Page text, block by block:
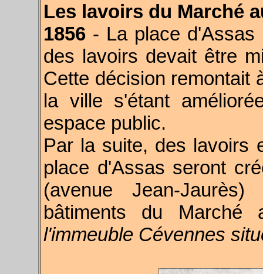
Les lavoirs du Marché
1856 - La place d'Assas
des lavoirs devait être
Cette décision remontait
la ville s'étant
espace public.
Par la suite, des lavoirs
place d'Assas seront
(avenue Jean-
bâtiments du
l'immeuble Cévennes